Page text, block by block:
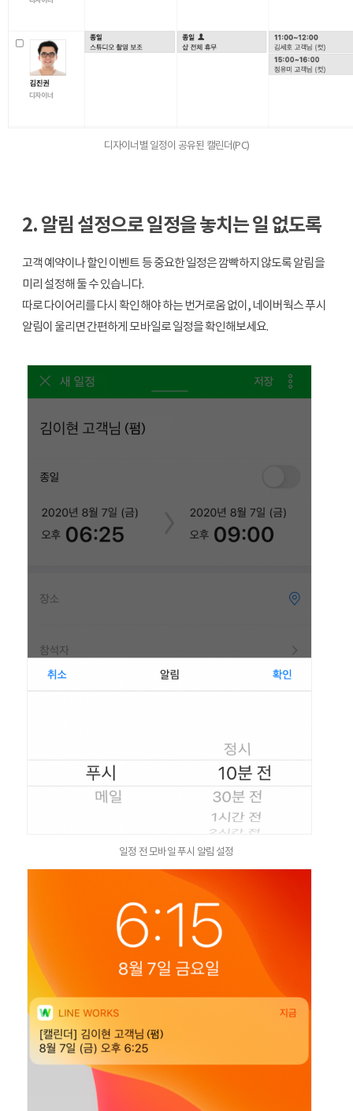
디자이너별 일정이 공유된 캘린더(PC)
2. 알림 설정으로 일정을 놓치는 일 없도록
고객 예약이나 할인 이벤트 등 중요한 일정은 깜빡하지 않도록 알림을
미리 설정해 둘 수 있습니다.
따로 다이어리를 다시 확인해야 하는 번거로움 없이, 네이버웍스 푸시
알림이 울리면 간편하게 모바일로 일정을 확인해보세요.
일정 전 모바일 푸시 알림 설정